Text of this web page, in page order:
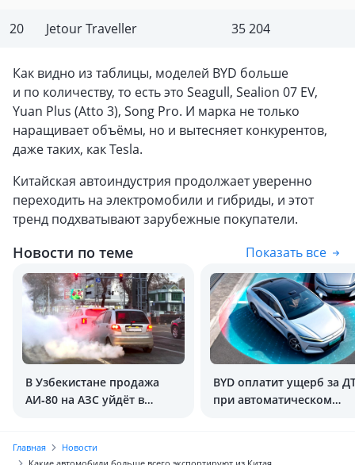
20 Jetour Traveller 35 204
Как видно из таблицы, моделей BYD больше
и по количеству, то есть это Seagull, Sealion 07 EV,
Yuan Plus (Atto 3), Song Pro. И марка не только
наращивает объёмы, но и вытесняет конкурентов,
даже таких, как Tesla.
Китайская автоиндустрия продолжает уверенно
переходить на электромобили и гибриды, и этот
тренд подхватывают зарубежные покупатели.
Новости по теме Показать все
В Узбекистане продажа
АИ‑80 на АЗС уйдёт в
BYD оплатит ущерб за
при автоматическом
Главная
Новости